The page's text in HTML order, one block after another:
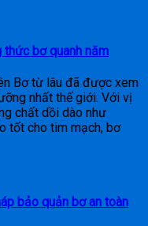
bơ quanh năm
Bơ từ lâu đã được xem
nhất thế giới. Với vị
chất dồi dào như
tốt cho tim mạch, bơ
bảo quản bơ an toàn